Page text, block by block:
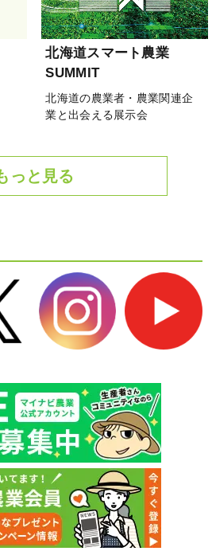
北海道スマート農業
SUMMIT
北海道の農業者・農業関連企
業と出会える展示会
っと見る